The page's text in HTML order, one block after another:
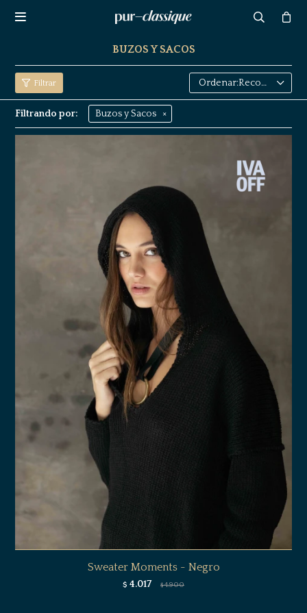

BUZOS Y SACOS
Recomendados
Filtrando por: Buzos y Sacos
Sweater Moments - Negro
$ 4.017 $ 4.900